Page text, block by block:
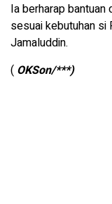
Ia berharap bantuan
sesuai kebutuhan si
Jamaluddin.
( OKSon/***)